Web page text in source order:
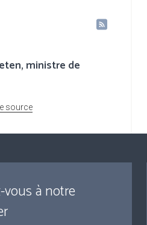
ministre de
source
à notre